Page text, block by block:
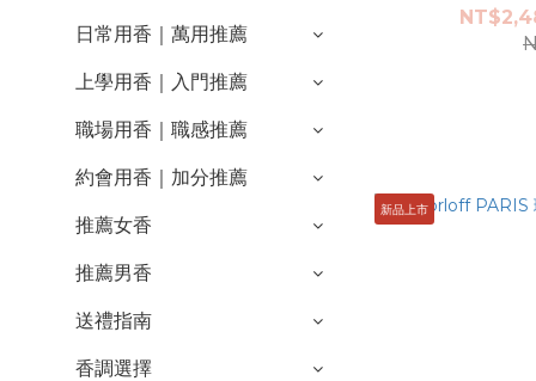
日常用香｜萬用推薦
上學用香｜入門推薦
職場用香｜職感推薦
約會用香｜加分推薦
推薦女香
推薦男香
送禮指南
香調選擇
新品上市